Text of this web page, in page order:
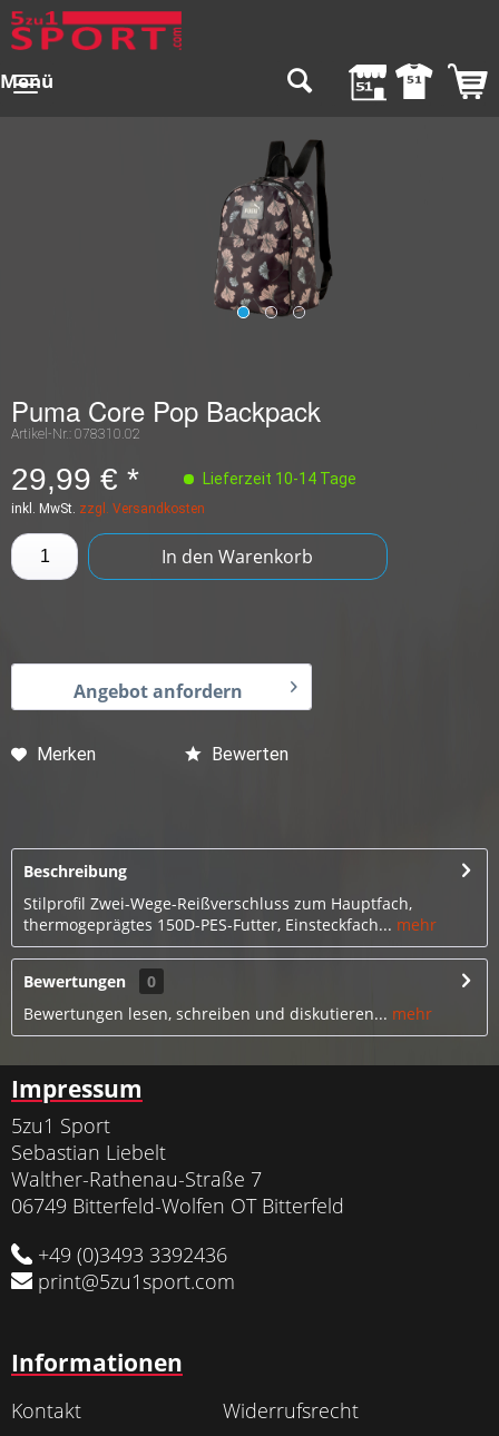
Menü
Puma Core Pop Backpack
Artikel-Nr.: 078310.02
29,99 € * Lieferzeit 10-14 Tage
inkl. MwSt. zzgl. Versandkosten
In den Warenkorb
Angebot anfordern
Merken Bewerten
Beschreibung
Stilprofil Zwei-Wege-Reißverschluss zum Hauptfach,
thermogeprägtes 150D-PES-Futter, Einsteckfach... mehr
Bewertungen
0
Bewertungen lesen, schreiben und diskutieren... mehr
Impressum
5zu1 Sport
Sebastian Liebelt
Walther-Rathenau-Straße 7
06749 Bitterfeld-Wolfen OT Bitterfeld
+49 (0)3493 3392436
print@5zu1sport.com
Informationen
Kontakt
Widerrufsrecht